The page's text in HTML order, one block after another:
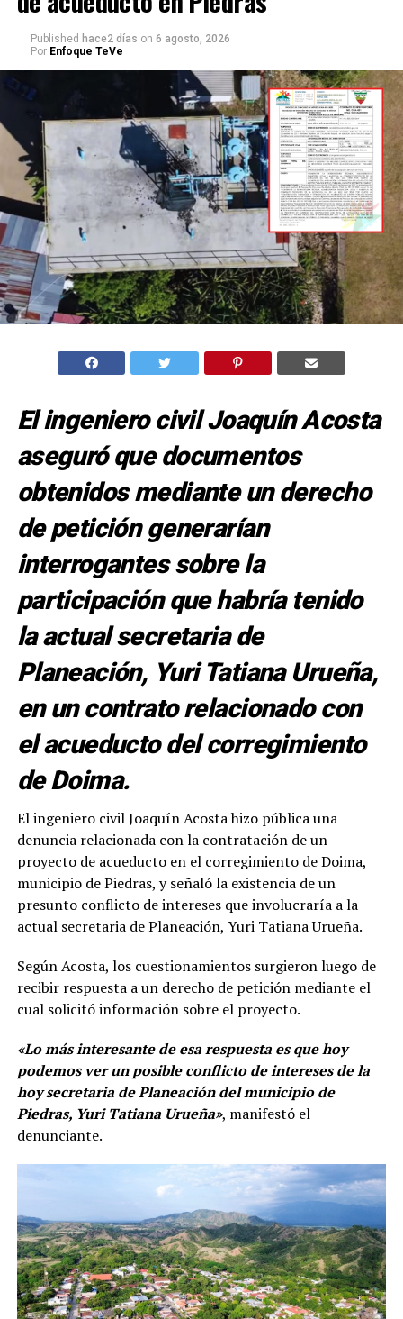
Published hace2 días on 6 agosto, 2026
Por Enfoque TeVe
El ingeniero civil Joaquín Acosta
aseguró que documentos
obtenidos mediante un derecho
de petición generarían
interrogantes sobre la
participación que habría tenido
la actual secretaria de
Planeación, Yuri Tatiana Urueña,
en un contrato relacionado con
el acueducto del corregimiento
de Doima.
El ingeniero civil Joaquín Acosta hizo pública una
denuncia relacionada con la contratación de un
proyecto de acueducto en el corregimiento de Doima,
municipio de Piedras, y señaló la existencia de un
presunto conflicto de intereses que involucraría a la
actual secretaria de Planeación, Yuri Tatiana Urueña.
Según Acosta, los cuestionamientos surgieron luego de
recibir respuesta a un derecho de petición mediante el
cual solicitó información sobre el proyecto.
«Lo más interesante de esa respuesta es que hoy
podemos ver un posible conflicto de intereses de la
hoy secretaria de Planeación del municipio de
Piedras, Yuri Tatiana Urueña», manifestó el
denunciante.